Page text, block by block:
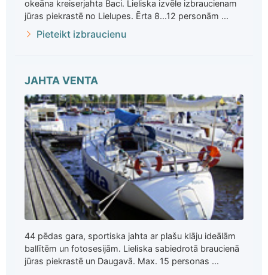
okeāna kreiserjahta Baci. Lieliska izvēle izbraucienam
jūras piekrastē no Lielupes. Ērta 8...12 personām ...
Pieteikt izbraucienu
JAHTA VENTA
44 pēdas gara, sportiska jahta ar plašu klāju ideālām
ballītēm un fotosesijām. Lieliska sabiedrotā braucienā
jūras piekrastē un Daugavā. Max. 15 personas ...